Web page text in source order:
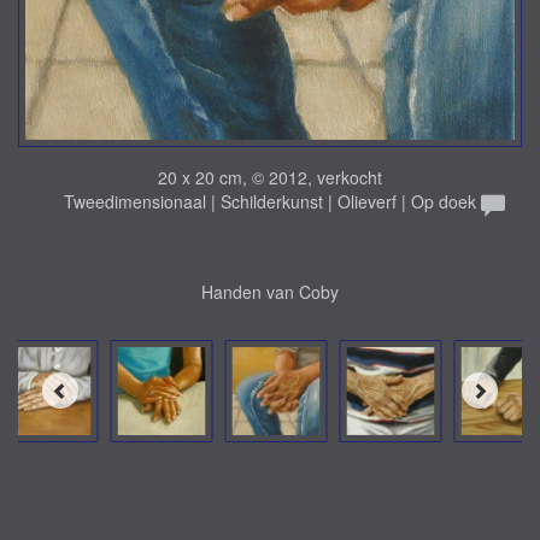
20 x 20 cm, © 2012, verkocht
Tweedimensionaal | Schilderkunst | Olieverf | Op doek
Handen van Coby